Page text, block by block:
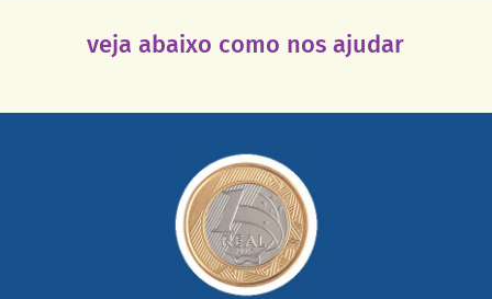
veja abaixo como nos ajudar
mail mostrando tudo o que fizemos com a sua ajuda
somada a de outras pessoas.
saiba mais